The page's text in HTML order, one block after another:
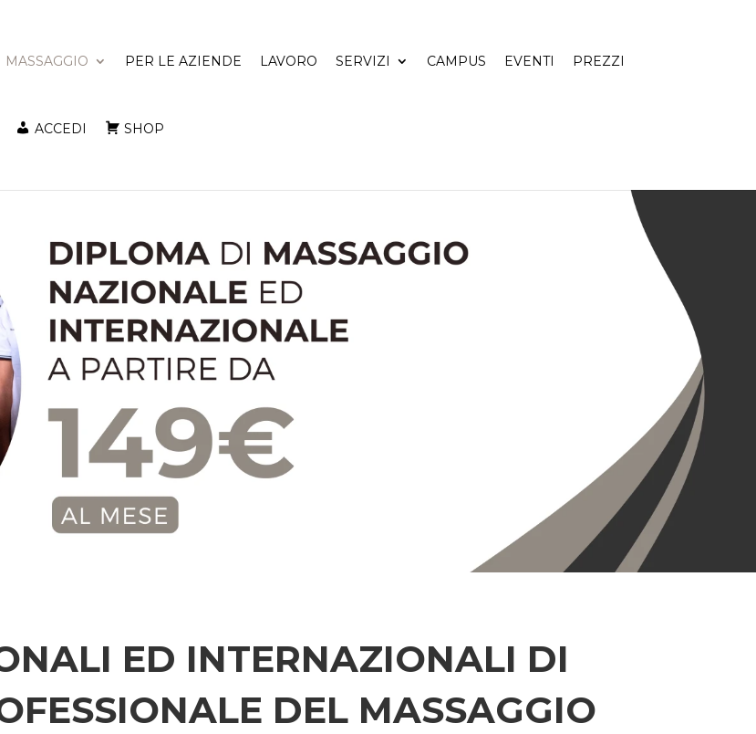
MASSAGGIO PER LE AZIENDE LAVORO SERVIZI CAMPUS EVENTI PREZZI
ACCEDI SHOP
ED INTERNAZIONALI DI
DEL MASSAGGIO